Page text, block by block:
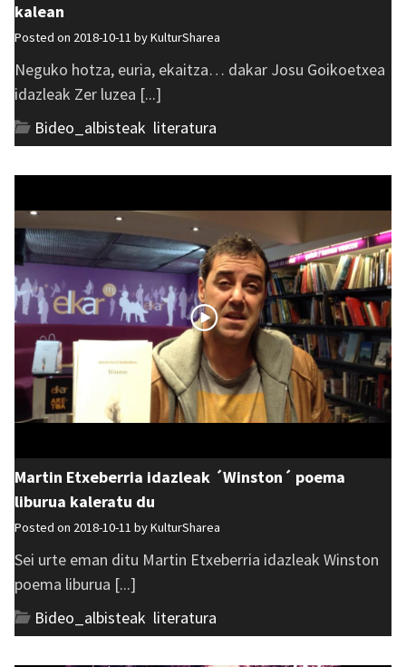
kalean
Posted on 2018-10-11 byKulturSharea
Neguko hotza, euria, ekaitza… dakar Josu Goikoetxea
idazleak Zer luzea [...]
Bideo_albisteak literatura
Martin Etxeberria idazleak ´Winston´ poema
liburua kaleratu du
Posted on 2018-10-11 byKulturSharea
Sei urte eman ditu Martin Etxeberria idazleak Winston
poema liburua [...]
Bideo_albisteak literatura